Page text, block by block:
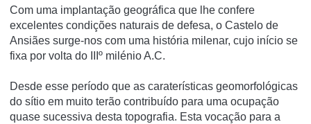
Com uma implantação geográfica que lhe confere
excelentes condições naturais de defesa, o Castelo de
Ansiães surge-nos com uma história milenar, cujo início se
fixa por volta do IIIº milénio A.C.
Desde esse período que as caraterísticas geomorfológicas
do sítio em muito terão contribuído para uma ocupação
quase sucessiva desta topografia. Esta vocação para a